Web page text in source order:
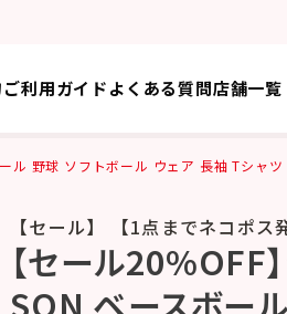
ご利用ガイドよくある質問店舗一覧
ル 野球 ソフトボール ウェア 長袖 Tシャ
【セール】 【1点までネコポス
【セール20%OFF
SON ベースボー